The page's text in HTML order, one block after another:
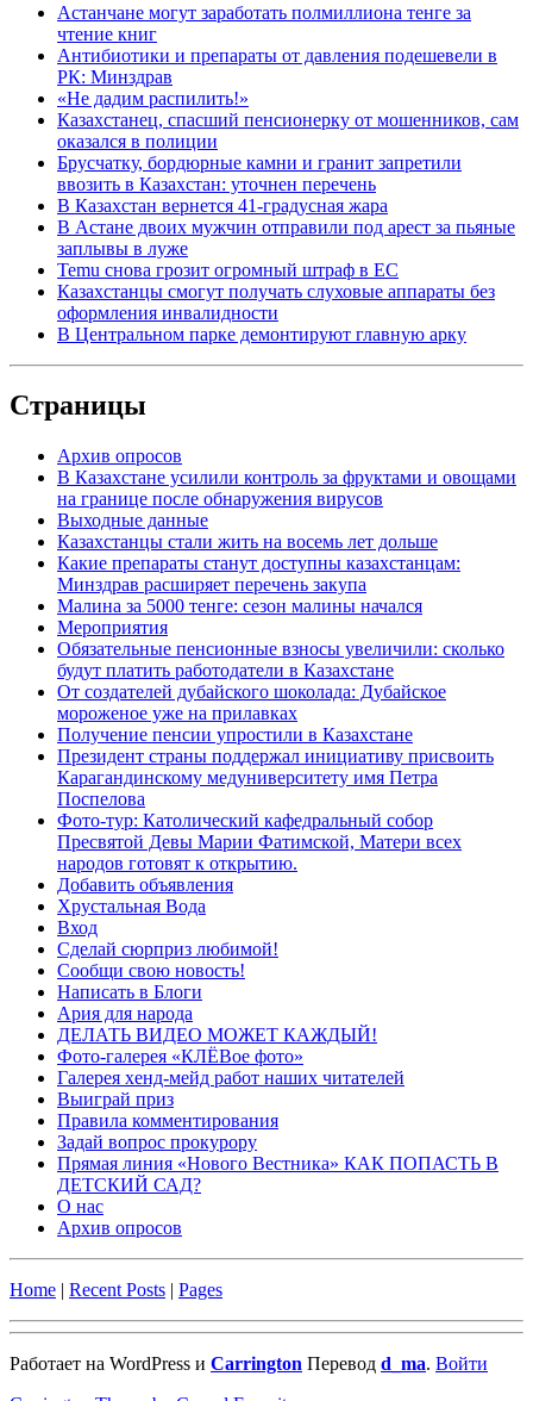
Астанчане могут заработать полмиллиона тенге за
чтение книг
Антибиотики и препараты от давления подешевели в
РК: Минздрав
«Не дадим распилить!»
Казахстанец, спасший пенсионерку от мошенников, сам
оказался в полиции
Брусчатку, бордюрные камни и гранит запретили
ввозить в Казахстан: уточнен перечень
В Казахстан вернется 41-градусная жара
В Астане двоих мужчин отправили под арест за пьяные
заплывы в луже
Temu снова грозит огромный штраф в ЕС
Казахстанцы смогут получать слуховые аппараты без
оформления инвалидности
В Центральном парке демонтируют главную арку
Страницы
Архив опросов
В Казахстане усилили контроль за фруктами и овощами
на границе после обнаружения вирусов
Выходные данные
Казахстанцы стали жить на восемь лет дольше
Какие препараты станут доступны казахстанцам:
Минздрав расширяет перечень закупа
Малина за 5000 тенге: сезон малины начался
Мероприятия
Обязательные пенсионные взносы увеличили: сколько
будут платить работодатели в Казахстане
От создателей дубайского шоколада: Дубайское
мороженое уже на прилавках
Получение пенсии упростили в Казахстане
Президент страны поддержал инициативу присвоить
Карагандинскому медуниверситету имя Петра
Поспелова
Фото-тур: Католический кафедральный собор
Пресвятой Девы Марии Фатимской, Матери всех
народов готовят к открытию.
Добавить объявления
Хрустальная Вода
Вход
Сделай сюрприз любимой!
Сообщи свою новость!
Написать в Блоги
Ария для народа
ДЕЛАТЬ ВИДЕО МОЖЕТ КАЖДЫЙ!
Фото-галерея «КЛЁВое фото»
Галерея хенд-мейд работ наших читателей
Выиграй приз
Правила комментирования
Задай вопрос прокурору
Прямая линия «Нового Вестника» КАК ПОПАСТЬ В
ДЕТСКИЙ САД?
О нас
Архив опросов
Home | Recent Posts | Pages
Работает на WordPress и Carrington Перевод d_ma. Войти